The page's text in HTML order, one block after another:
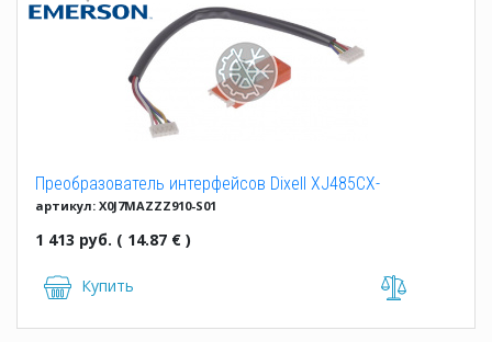
Преобразователь интерфейсов Dixell XJ485CX-
00000+CAB/RS 0.2MT
артикул: X0J7MAZZZ910-S01
1 413 руб. ( 14.87 € )
Купить